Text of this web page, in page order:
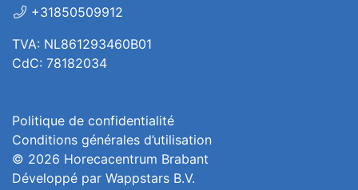
+31850509912
TVA: NL861293460B01
CdC: 78182034
Politique de confidentialité
Conditions générales d’utilisation
© 2026 Horecacentrum Brabant
Développé par Wappstars B.V.